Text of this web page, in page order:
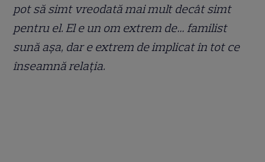
pot să simt vreodată mai mult decât simt
pentru el. El e un om extrem de… familist
sună așa, dar e extrem de implicat în tot ce
înseamnă relația.